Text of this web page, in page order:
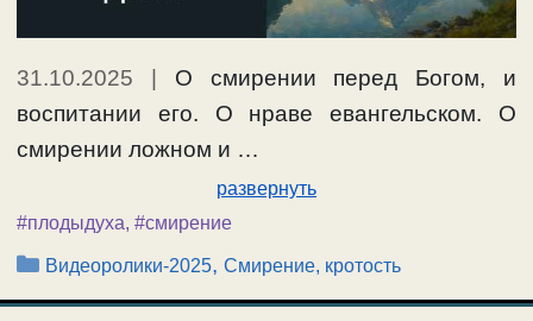
31.10.2025 | О смирении перед Богом, и
воспитании его. О нраве евангельском. О
смирении ложном и …
развернуть
#плодыдуха, #смирение
Рубрики
Видеоролики-2025,Смирение, кротость